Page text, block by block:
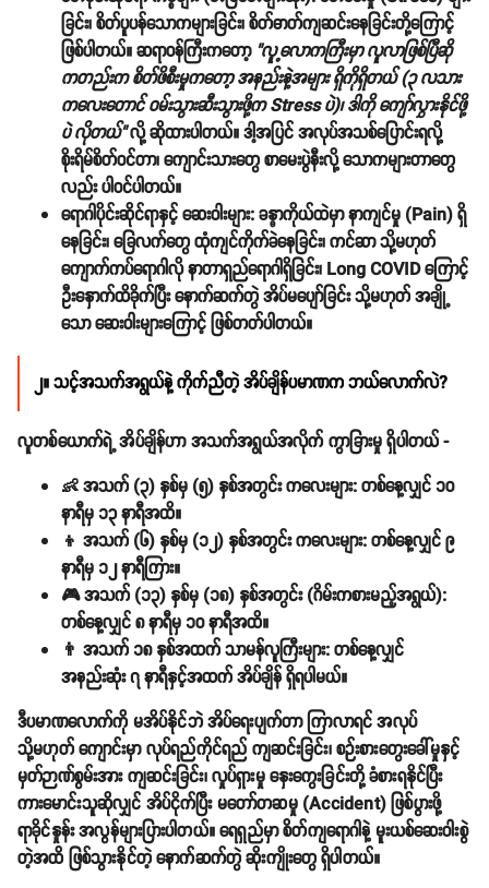
ခြင်း၊ စိတ်ပူပန်သောကများခြင်း၊ စိတ်ဓာတ်ကျဆင်းနေခြင်းတို့ကြောင့်
ဖြစ်ပါတယ်။ ဆရာဝန်ကြီးကတော့ "လူ့လောကကြီးမှာ လူလာဖြစ်ပြီဆို
ကတည်းက စိတ်ဖိစီးမှုကတော့ အနည်းနဲ့အများ ရှိကိုရှိတယ် (၃ လသား
ကလေးတောင် ဝမ်းသွားဆီးသွားဖို့က Stress ပဲ)၊ ဒါကို ကျော်လွှားနိုင်ဖို့
ပဲ လိုတယ်"လို့ ဆိုထားပါတယ်။ ဒါ့အပြင် အလုပ်အသစ်ပြောင်းရလို့
စိုးရိမ်စိတ်ဝင်တာ၊ ကျောင်းသားတွေ စာမေးပွဲနီးလို့ သောကများတာတွေ
လည်း ပါဝင်ပါတယ်။
ရောဂါပိုင်းဆိုင်ရာနှင့် ဆေးဝါးများ:ခန္ဓာကိုယ်ထဲမှာ နာကျင်မှု (Pain) ရှိ
နေခြင်း၊ ခြေလက်တွေ ထုံကျင်ကိုက်ခဲနေခြင်း၊ ကင်ဆာ သို့မဟုတ်
ကျောက်ကပ်ရောဂါလို နာတာရှည်ရောဂါရှိခြင်း၊ Long COVID ကြောင့်
ဦးနှောက်ထိခိုက်ပြီး နောက်ဆက်တွဲ အိပ်မပျော်ခြင်း သို့မဟုတ် အချို့
သော ဆေးဝါးများကြောင့် ဖြစ်တတ်ပါတယ်။
၂။ သင့်အသက်အရွယ်နဲ့ ကိုက်ညီတဲ့ အိပ်ချိန်ပမာဏက ဘယ်လောက်လဲ?
လူတစ်ယောက်ရဲ့ အိပ်ချိန်ဟာ အသက်အရွယ်အလိုက် ကွာခြားမှု ရှိပါတယ် -
👶အသက် (၃) နှစ်မှ (၅) နှစ်အတွင်း ကလေးများ:တစ်နေ့လျှင် ၁၀
နာရီမှ ၁၃ နာရီအထိ။
👦 အသက် (၆) နှစ်မှ (၁၂) နှစ်အတွင်း ကလေးများ:တစ်နေ့လျှင် ၉
နာရီမှ ၁၂ နာရီကြား။
🎮အသက် (၁၃) နှစ်မှ (၁၈) နှစ်အတွင်း (ဂိမ်းကစားမည့်အရွယ်):
တစ်နေ့လျှင် ၈ နာရီမှ ၁၀ နာရီအထိ။
👨 အသက် ၁၈ နှစ်အထက် သာမန်လူကြီးများ:တစ်နေ့လျှင်
အနည်းဆုံး ၇ နာရီနှင့်အထက်အိပ်ချိန် ရှိရပါမယ်။
ဒီပမာဏလောက်ကို မအိပ်နိုင်ဘဲ အိပ်ရေးပျက်တာ ကြာလာရင် အလုပ်
သို့မဟုတ် ကျောင်းမှာ လုပ်ရည်ကိုင်ရည် ကျဆင်းခြင်း၊ စဉ်းစားတွေးခေါ်မှုနှင့်
မှတ်ဉာဏ်စွမ်းအား ကျဆင်းခြင်း၊ လှုပ်ရှားမှု နှေးကွေးခြင်းတို့ ခံစားရနိုင်ပြီး
ကားမောင်းသူဆိုလျှင် အိပ်ငိုက်ပြီး မတော်တဆမှု (Accident) ဖြစ်ပွားဖို့
ရာခိုင်နှုန်း အလွန်များပြားပါတယ်။ ရေရှည်မှာ စိတ်ကျရောဂါနဲ့ မူးယစ်ဆေးဝါးစွဲ
တဲ့အထိ ဖြစ်သွားနိုင်တဲ့ နောက်ဆက်တွဲ ဆိုးကျိုးတွေ ရှိပါတယ်။